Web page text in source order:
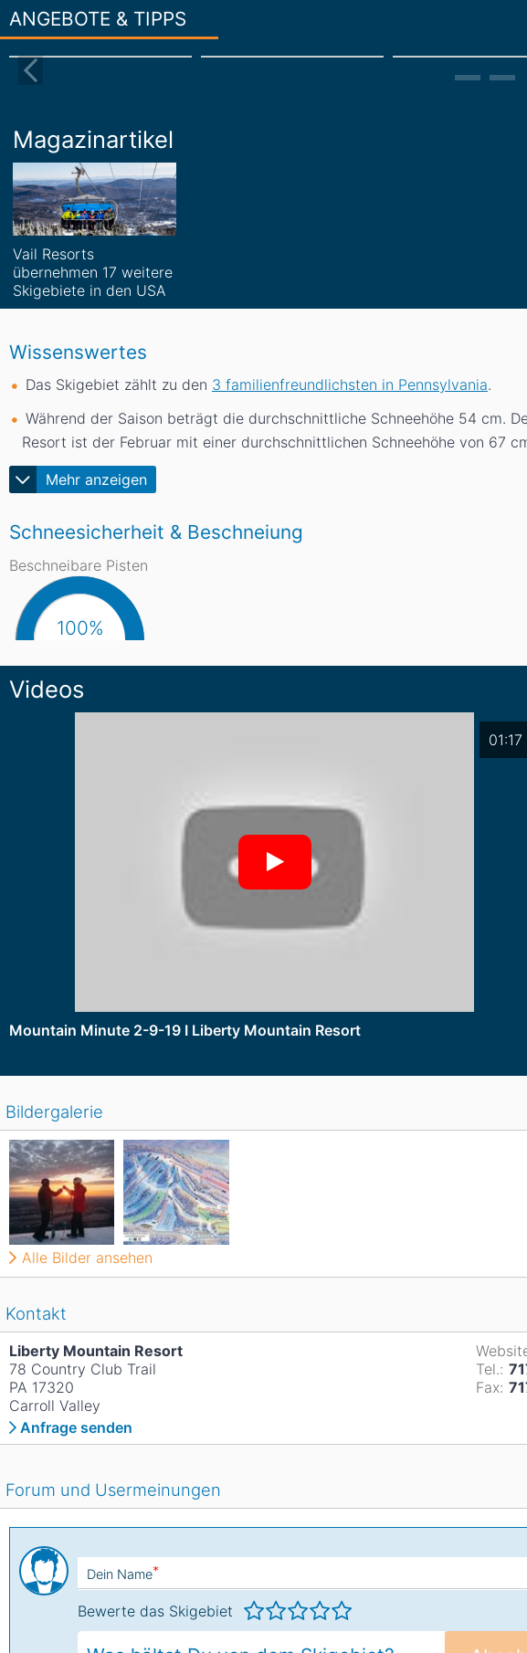
ANGEBOTE & TIPPS
Magazinartikel
Vail Resorts
übernehmen 17 weitere
Skigebiete in den USA
Wissenswertes
Mehr anzeigen
Das Skigebiet zählt zu den 3 familienfreundlichsten in Pennsylvania.
Während der Saison beträgt die durchschnittliche Schneehöhe 54 cm.
Resort ist der Februar mit einer durchschnittlichen Schneehöhe von 67
Schneesicherheit & Beschneiung
Beschneibare Pisten
100%
Videos
01:17
Mountain Minute 2-9-19 I Liberty Mountain Resort
Kontakt
Liberty Mountain Resort
78 Country Club Trail
PA 17320
Carroll Valley
Anfrage senden
Tel.:
Fax:
Bildergalerie
Alle Bilder ansehen
Forum und Usermeinungen
Dein Name*
Bewerte das Skigebiet